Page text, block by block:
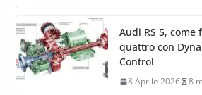
Audi RS 5,
quattro con
Control
8 Aprile 2026 8